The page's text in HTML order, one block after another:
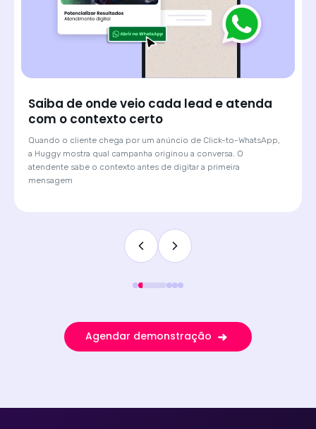
Saiba de onde veio cada lead e atenda
com o contexto certo
Quando o cliente chega por um anúncio de Click-to-WhatsApp,
a Huggy mostra qual campanha originou a conversa. O
atendente sabe o contexto antes de digitar a primeira
mensagem
Agendar demonstração